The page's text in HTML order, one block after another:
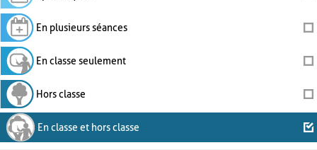
En plusieurs séances
En classe seulement
Hors classe
En classe et hors classe